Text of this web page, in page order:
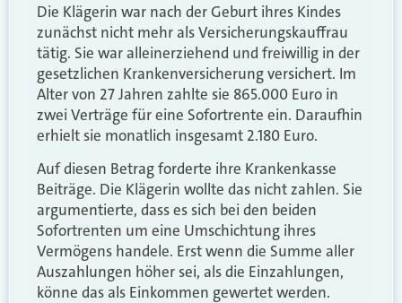
Die Klägerin war nach der Geburt ihres Kindes
zunächst nicht mehr als Versicherungskauffrau
tätig. Sie war alleinerziehend und freiwillig in der
gesetzlichen Krankenversicherung versichert. Im
Alter von 27 Jahren zahlte sie 865.000 Euro in
zwei Verträge für eine Sofortrente ein. Daraufhin
erhielt sie monatlich insgesamt 2.180 Euro.
Auf diesen Betrag forderte ihre Krankenkasse
Beiträge. Die Klägerin wollte das nicht zahlen. Sie
argumentierte, dass es sich bei den beiden
Sofortrenten um eine Umschichtung ihres
Vermögens handele. Erst wenn die Summe aller
Auszahlungen höher sei, als die Einzahlungen,
könne das als Einkommen gewertet werden.